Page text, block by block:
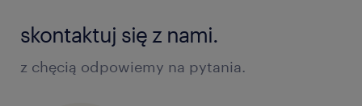
skontaktuj się z nami.
z chęcią odpowiemy na pytania.